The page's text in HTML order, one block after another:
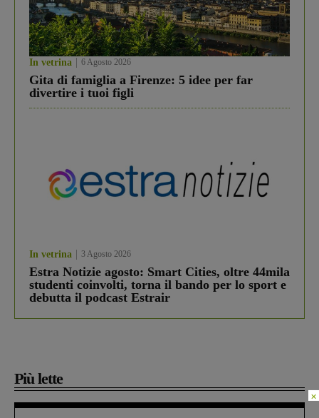
In vetrina 6 Agosto 2026
Gita di famiglia a Firenze: 5 idee per far
divertire i tuoi figli
In vetrina 3 Agosto 2026
Estra Notizie agosto: Smart Cities, oltre 44mila
studenti coinvolti, torna il bando per lo sport e
debutta il podcast Estrair
Più lette
×